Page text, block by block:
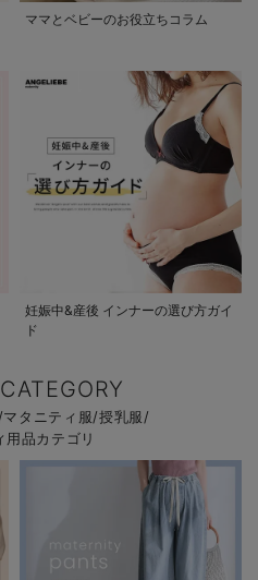
ママとベビーのお役立ちコラム
妊娠中&産後 インナーの選び方ガイ
ド
タニティ服/授乳服/
用品カテゴリ